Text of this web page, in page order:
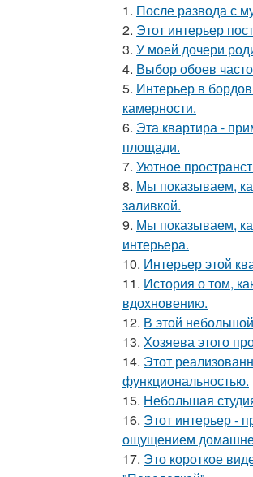
1. После развода с
2. Этот интерьер
3. У моей дочери
4. Выбор обоев
5. Интерьер в
камерности.
6. Эта квартира -
площади.
7. Уютное
8. Мы показываем,
заливкой.
9. Мы показываем,
интерьера.
10. Интерьер этой
11. История о том,
вдохновению.
12. В этой
13. Хозяева этого
14. Этот
функциональностью.
15. Небольшая
16. Этот интерьер -
ощущением
17. Это короткое